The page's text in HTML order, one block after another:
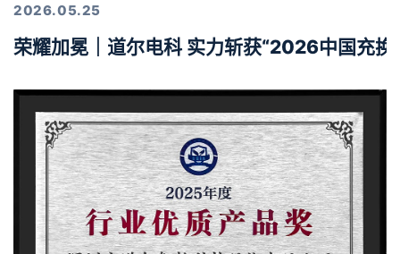
2026.05.25
荣耀加冕｜道尔电科 实力斩获“2026中国充换